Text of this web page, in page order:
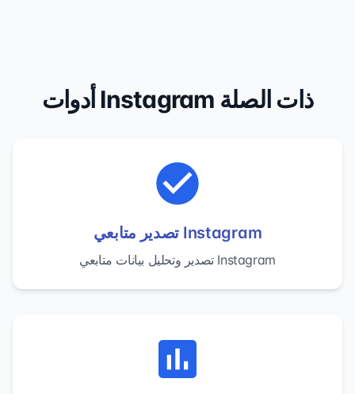
أدوات Instagram ذات الصلة
تصدير متابعي Instagram
تصدير وتحليل بيانات متابعي Instagram